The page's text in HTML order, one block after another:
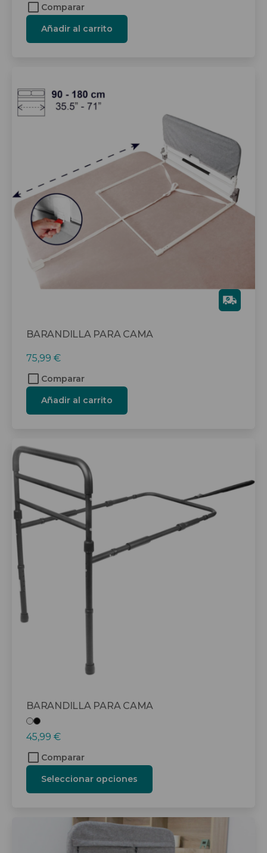
Comparar
Añadir al carrito
BARANDILLA PARA CAMA
Gra
tis
75,99 €
Comparar
Añadir al carrito
BARANDILLA PARA CAMA
45,99 €
Comparar
Seleccionar opciones
Este
producto
tiene
múltiples
variantes.
elegir
en
la